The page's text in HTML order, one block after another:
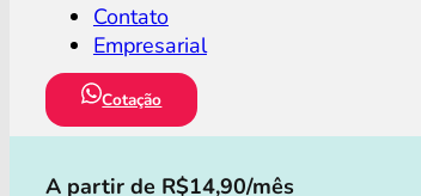
Contato
Empresarial
Cotação
A partir de R$14,90/mês